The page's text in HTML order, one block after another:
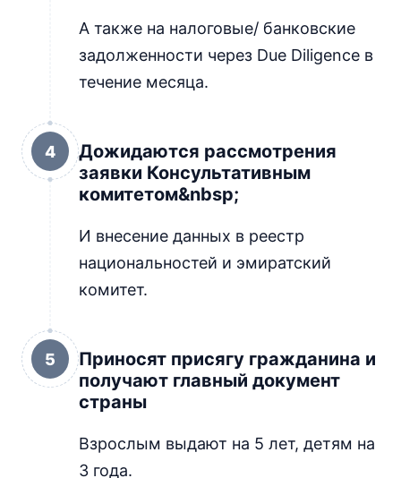
А также на налоговые/ банковские
задолженности через Due Diligence в
течение месяца.
4
Дожидаются рассмотрения
заявки Консультативным
комитетом&nbsp;
И внесение данных в реестр
национальностей и эмиратский
комитет.
5
Приносят присягу гражданина и
получают главный документ
страны
Взрослым выдают на 5 лет, детям на
3 года.